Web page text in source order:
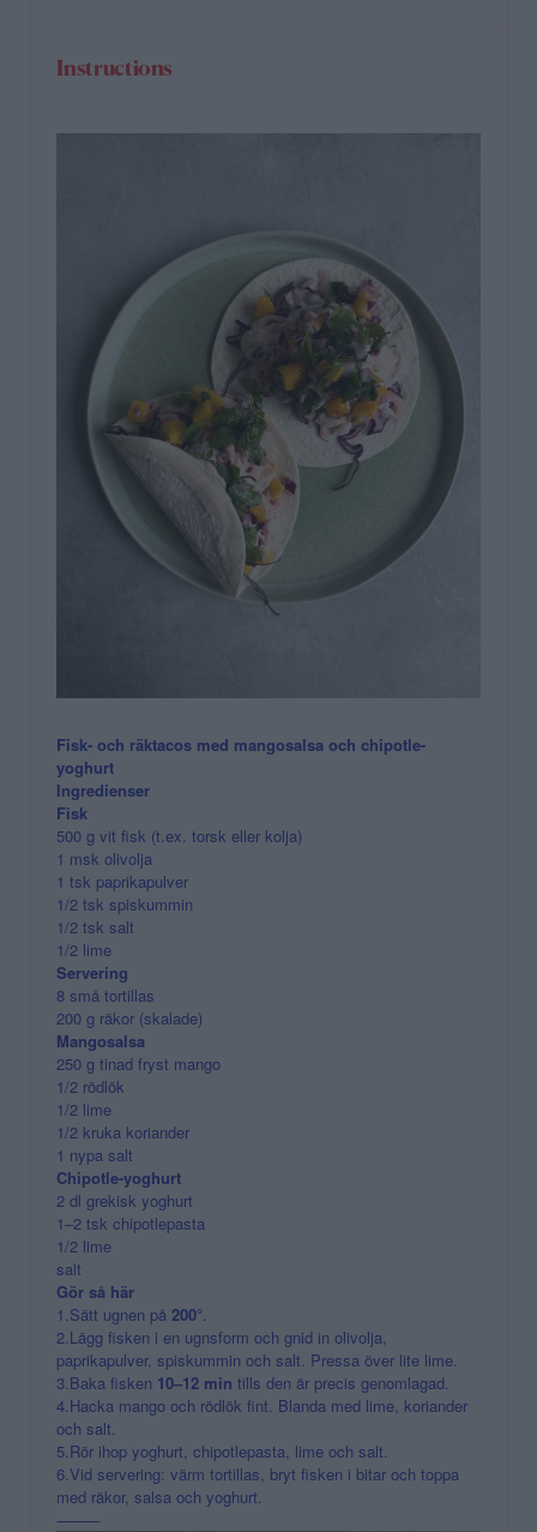
Instructions
Fisk- och räktacos med mangosalsa och chipotle-
yoghurt
Ingredienser
Fisk
500 g vit fisk (t.ex. torsk eller kolja)
1 msk olivolja
1 tsk paprikapulver
1/2 tsk spiskummin
1/2 tsk salt
1/2 lime
Servering
8 små tortillas
200 g räkor (skalade)
Mangosalsa
250 g tinad fryst mango
1/2 rödlök
1/2 lime
1/2 kruka koriander
1 nypa salt
Chipotle-yoghurt
2 dl grekisk yoghurt
1–2 tsk chipotlepasta
1/2 lime
salt
Gör så här
1.Sätt ugnen på 200°
2.Lägg fisken i en ugnsform och gnid in olivolja,
paprikapulver, spiskummin och salt. Pressa över lite lime.
3.Baka fisken 10–12 min tills den är precis genomlagad.
4.Hacka mango och rödlök fint. Blanda med lime, koriander
och salt.
5.Rör ihop yoghurt, chipotlepasta, lime och salt.
6.Vid servering: värm tortillas, bryt fisken i bitar och toppa
med räkor, salsa och yoghurt.
⸻